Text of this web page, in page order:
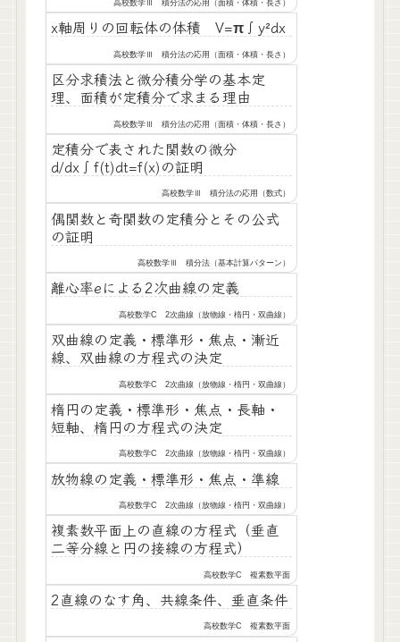
高校数学Ⅲ 積分法の応用（面積・体積・長さ）
x軸周りの回転体の体積 V=π∫y²dx
高校数学Ⅲ 積分法の応用（面積・体積・長さ）
区分求積法と微分積分学の基本定
理、面積が定積分で求まる理由
高校数学Ⅲ 積分法の応用（面積・体積・長さ）
定積分で表された関数の微分
d/dx∫f(t)dt=f(x)の証明
高校数学Ⅲ 積分法の応用（数式）
偶関数と奇関数の定積分とその公式
の証明
高校数学Ⅲ 積分法（基本計算パターン）
離心率eによる2次曲線の定義
高校数学C 2次曲線（放物線・楕円・双曲線）
双曲線の定義・標準形・焦点・漸近
線、双曲線の方程式の決定
高校数学C 2次曲線（放物線・楕円・双曲線）
楕円の定義・標準形・焦点・長軸・
短軸、楕円の方程式の決定
高校数学C 2次曲線（放物線・楕円・双曲線）
放物線の定義・標準形・焦点・準線
高校数学C 2次曲線（放物線・楕円・双曲線）
複素数平面上の直線の方程式（垂直
二等分線と円の接線の方程式）
高校数学C 複素数平面
2直線のなす角、共線条件、垂直条件
高校数学C 複素数平面